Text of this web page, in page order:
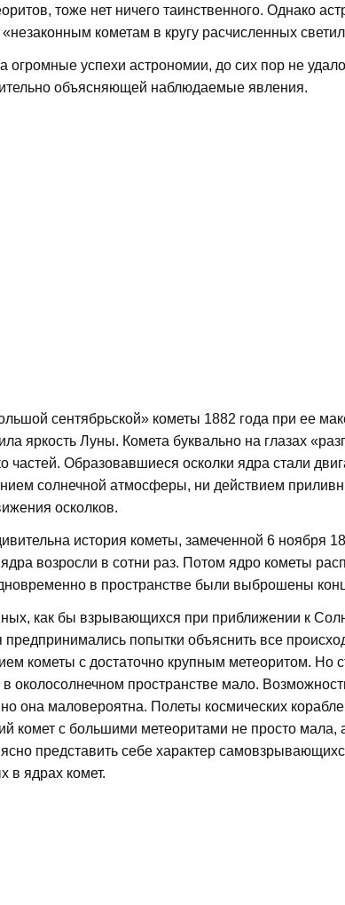
тоже нет ничего таинственного. Однако
«незаконным кометам в кругу расчисленных
огромные успехи астрономии, до сих пор не
объясняющей наблюдаемые явления.
сентябрьской» кометы 1882 года при ее
яркость Луны. Комета буквально на глазах
частей. Образовавшиеся осколки ядра стали
солнечной атмосферы, ни действием
осколков.
история кометы, замеченной 6 ноября
возросли в сотни раз. Потом ядро кометы
в пространстве были выброшены
как бы взрывающихся при приближении к
попытки объяснить все
кометы с достаточно крупным метеоритом. Но
в околосолнечном пространстве мало.
она маловероятна. Полеты космических
комет с большими метеоритами не просто
ясно представить себе характер
в ядрах комет.